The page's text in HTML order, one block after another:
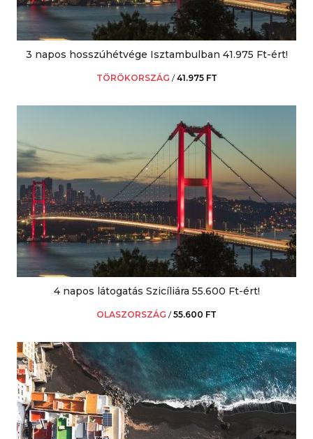
3 napos hosszúhétvége Isztambulban 41.975 Ft-ért!
TÖRÖKORSZÁG /41.975 FT
4 napos látogatás Szicíliára 55.600 Ft-ért!
OLASZORSZÁG /55.600 FT